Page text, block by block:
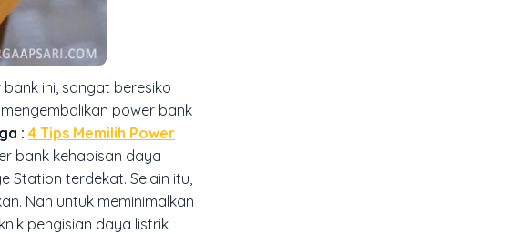
ini, sangat beresiko
power bank
: 4 Tips Memilih Power
bank kehabisan daya
Station terdekat. Selain itu,
Nah untuk meminimalkan
pengisian daya listrik